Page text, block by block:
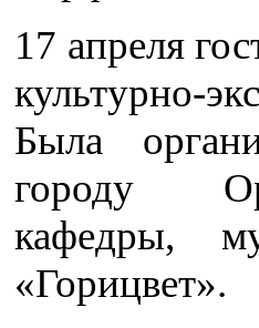
17 апреля
культурно-
Была
городу
кафедры,
«Горицвет».